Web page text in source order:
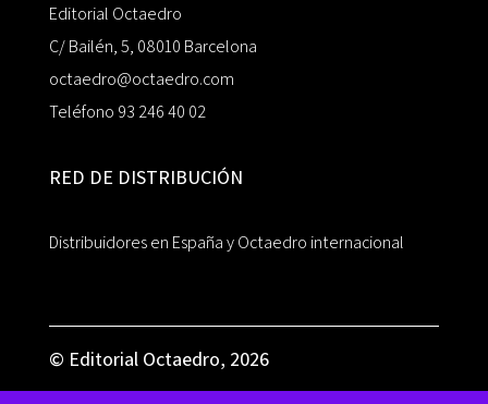
Editorial Octaedro
C/ Bailén, 5, 08010 Barcelona
octaedro@octaedro.com
Teléfono 93 246 40 02
RED DE DISTRIBUCIÓN
Distribuidores en España y Octaedro internacional
© Editorial Octaedro, 2026